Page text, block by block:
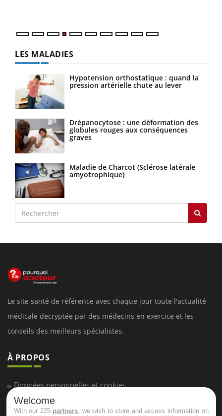
LES MALADIES
Hypotension orthostatique : quand la
pression artérielle chute au lever
Drépanocytose : une déformation des
globules rouges aux conséquences
graves
Maladie de Charcot (Sclérose latérale
amyotrophique)
Le site santé de référence avec chaque jour toute l'actualité
médicale decryptée par des médecins en exercice et les
conseils des meilleurs spécialistes.
À PROPOS
Données personnelles et cookies
Qui sommes-nous
Welcome
With our 225 partners , we wish to store and access information on